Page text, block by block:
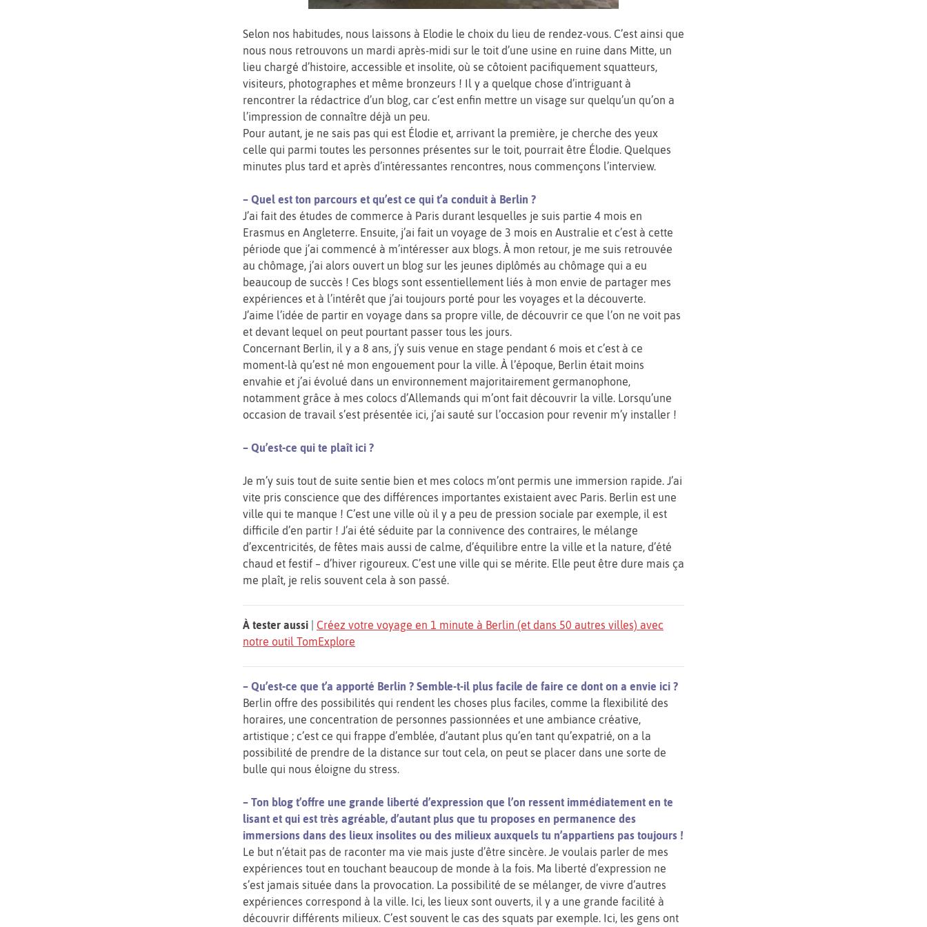
Selon nos habitudes, nous laissons à Elodie le choix du lieu de rendez-vous. C’est ainsi que
nous nous retrouvons un mardi après-midi sur le toit d’une usine en ruine dans Mitte, un
lieu chargé d’histoire, accessible et insolite, où se côtoient pacifiquement squatteurs,
visiteurs, photographes et même bronzeurs ! Il y a quelque chose d’intriguant à
rencontrer la rédactrice d’un blog, car c’est enfin mettre un visage sur quelqu’un qu’on a
l’impression de connaître déjà un peu.
Pour autant, je ne sais pas qui est Élodie et, arrivant la première, je cherche des yeux
celle qui parmi toutes les personnes présentes sur le toit, pourrait être Élodie. Quelques
minutes plus tard et après d’intéressantes rencontres, nous commençons l’interview.
– Quel est ton parcours et qu’est ce qui t’a conduit à Berlin ?
J’ai fait des études de commerce à Paris durant lesquelles je suis partie 4 mois en
Erasmus en Angleterre. Ensuite, j’ai fait un voyage de 3 mois en Australie et c’est à cette
période que j’ai commencé à m’intéresser aux blogs. À mon retour, je me suis retrouvée
au chômage, j’ai alors ouvert un blog sur les jeunes diplômés au chômage qui a eu
beaucoup de succès ! Ces blogs sont essentiellement liés à mon envie de partager mes
expériences et à l’intérêt que j’ai toujours porté pour les voyages et la découverte.
J’aime l’idée de partir en voyage dans sa propre ville, de découvrir ce que l’on ne voit pas
et devant lequel on peut pourtant passer tous les jours.
Concernant Berlin, il y a 8 ans, j’y suis venue en stage pendant 6 mois et c’est à ce
moment-là qu’est né mon engouement pour la ville. À l’époque, Berlin était moins
envahie et j’ai évolué dans un environnement majoritairement germanophone,
notamment grâce à mes colocs d’Allemands qui m’ont fait découvrir la ville. Lorsqu’une
occasion de travail s’est présentée ici, j’ai sauté sur l’occasion pour revenir m’y installer !
– Qu’est-ce qui te plaît ici ?
Je m’y suis tout de suite sentie bien et mes colocs m’ont permis une immersion rapide. J’ai
vite pris conscience que des différences importantes existaient avec Paris. Berlin est une
ville qui te manque ! C’est une ville où il y a peu de pression sociale par exemple, il est
difficile d’en partir ! J’ai été séduite par la connivence des contraires, le mélange
d’excentricités, de fêtes mais aussi de calme, d’équilibre entre la ville et la nature, d’été
chaud et festif – d’hiver rigoureux. C’est une ville qui se mérite. Elle peut être dure mais ça
me plaît, je relis souvent cela à son passé.
À tester aussi
Créez votre voyage en 1 minute à Berlin (et dans 50 autres villes) avec
notre outil TomExplore
– Qu’est-ce que t’a apporté Berlin ? Semble-t-il plus facile de faire ce dont on a envie ici ?
Berlin offre des possibilités qui rendent les choses plus faciles, comme la flexibilité des
horaires, une concentration de personnes passionnées et une ambiance créative,
artistique ; c’est ce qui frappe d’emblée, d’autant plus qu’en tant qu’expatrié, on a la
possibilité de prendre de la distance sur tout cela, on peut se placer dans une sorte de
bulle qui nous éloigne du stress.
– Ton blog t’offre une grande liberté d’expression que l’on ressent immédiatement en te
lisant et qui est très agréable, d’autant plus que tu proposes en permanence des
immersions dans des lieux insolites ou des milieux auxquels tu n’appartiens pas toujours !
Le but n’était pas de raconter ma vie mais juste d’être sincère. Je voulais parler de mes
expériences tout en touchant beaucoup de monde à la fois. Ma liberté d’expression ne
s’est jamais située dans la provocation. La possibilité de se mélanger, de vivre d’autres
expériences correspond à la ville. Ici, les lieux sont ouverts, il y a une grande facilité à
découvrir différents milieux. C’est souvent le cas des squats par exemple. Ici, les gens ont